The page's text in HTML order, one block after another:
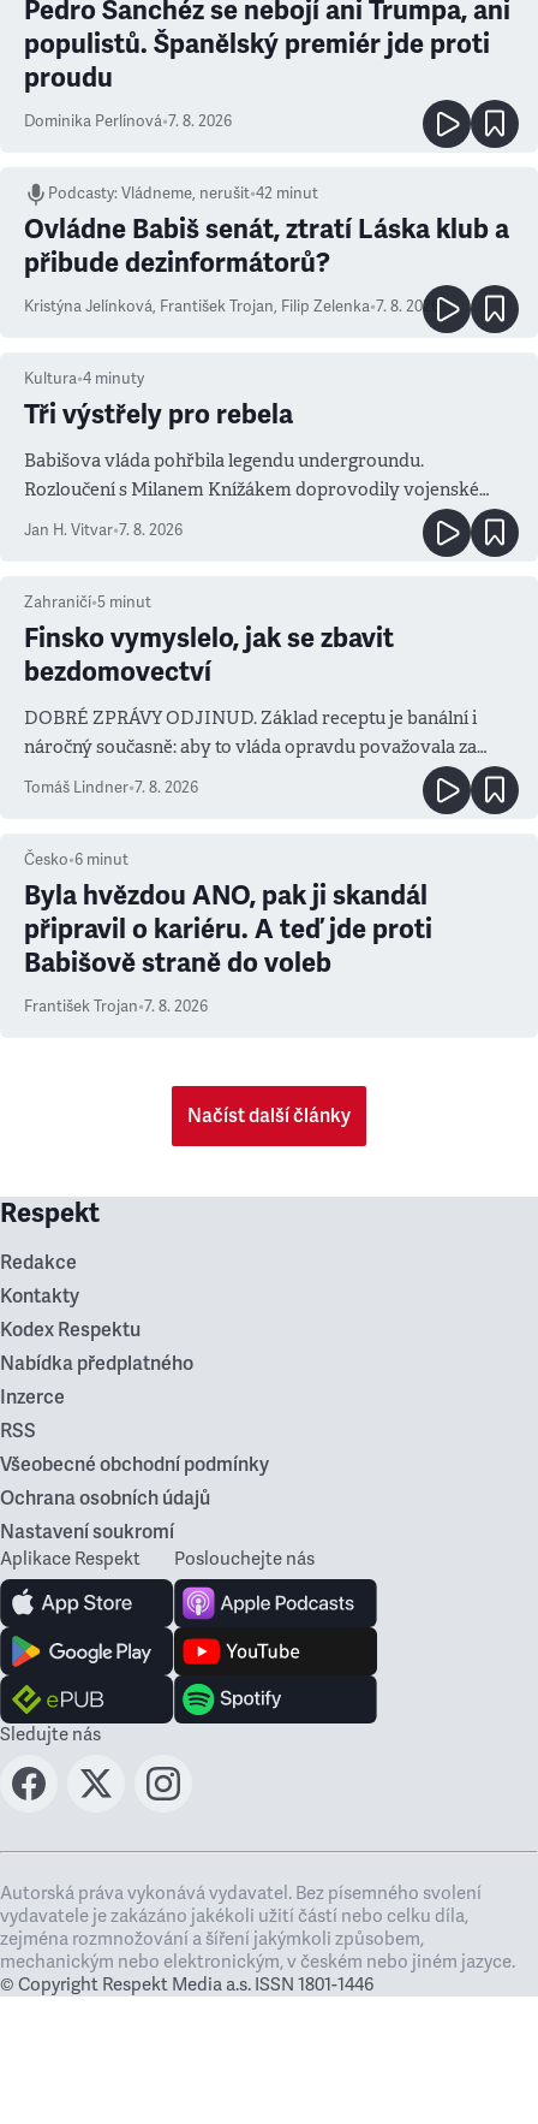
Pedro Sanchéz se nebojí ani Trumpa, ani
populistů. Španělský premiér jde proti
proudu
Dominika Perlínová•7. 8. 2026
Podcasty:Vládneme, nerušit•42 minut
Ovládne Babiš senát, ztratí Láska klub a
přibude dezinformátorů?
Kristýna Jelínková, František Trojan, Filip Zelenka•7. 8. 2026
Kultura•4 minuty
Tři výstřely pro rebela
Babišova vláda pohřbila legendu undergroundu.
Rozloučení s Milanem Knížákem doprovodily vojenské
salvy i kritika pokrokářů
Jan H. Vitvar•7. 8. 2026
Zahraničí•5 minut
Finsko vymyslelo, jak se zbavit
bezdomovectví
DOBRÉ ZPRÁVY ODJINUD. Základ receptu je banální i
náročný současně: aby to vláda opravdu považovala za
prioritu
Tomáš Lindner•7. 8. 2026
Česko•6 minut
Byla hvězdou ANO, pak ji skandál
připravil o kariéru. A teď jde proti
Babišově straně do voleb
František Trojan•7. 8. 2026
Načíst další články
Respekt
Redakce
Kontakty
Kodex Respektu
Nabídka předplatného
Inzerce
RSS
Všeobecné obchodní podmínky
Ochrana osobních údajů
Nastavení soukromí
Aplikace Respekt Poslouchejte nás
Sledujte nás
Autorská práva vykonává vydavatel. Bez písemného svolení
vydavatele je zakázáno jakékoli užití částí nebo celku díla,
zejména rozmnožování a šíření jakýmkoli způsobem,
mechanickým nebo elektronickým, v českém nebo jiném jazyce.
© Copyright Respekt Media a.s. ISSN 1801-1446